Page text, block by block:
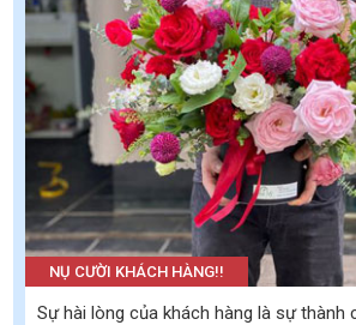
NỤ CƯỜI KHÁCH HÀNG!!
Sự hài lòng của khách hàng là sự thành